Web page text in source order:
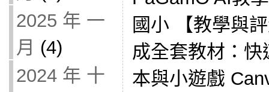
2025 年 一
月 (4)
2024 年 十
國小 【教學與
成全套教材：
本與小遊戲